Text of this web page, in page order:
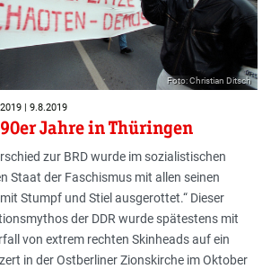
Foto: Christian Ditsch
| 9.8.2019
Jahre in Thüringen
zur BRD wurde im sozialistischen
Staat der Faschismus mit allen seinen
Stumpf und Stiel ausgerottet.“ Dieser
der DDR wurde spätestens mit
von extrem rechten Skinheads auf ein
in der Ostberliner Zionskirche im Oktober